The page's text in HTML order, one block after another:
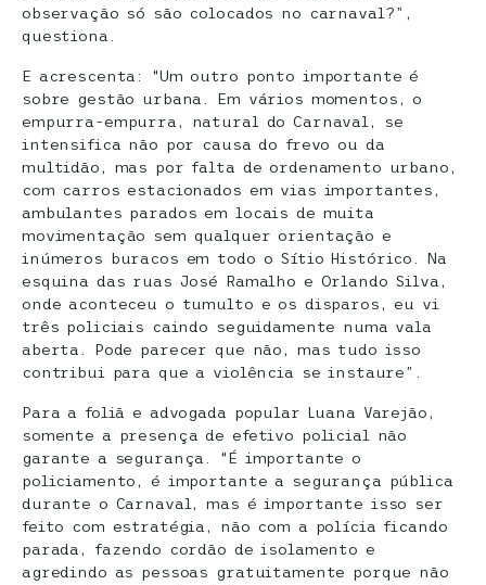
observação só são colocados no carnaval?”,
questiona.
E acrescenta: “Um outro ponto importante é
sobre gestão urbana. Em vários momentos, o
empurra-empurra, natural do Carnaval, se
intensifica não por causa do frevo ou da
multidão, mas por falta de ordenamento urbano,
com carros estacionados em vias importantes,
ambulantes parados em locais de muita
movimentação sem qualquer orientação e
inúmeros buracos em todo o Sítio Histórico. Na
esquina das ruas José Ramalho e Orlando Silva,
onde aconteceu o tumulto e os disparos, eu vi
três policiais caindo seguidamente numa vala
aberta. Pode parecer que não, mas tudo isso
contribui para que a violência se instaure”.
Para a foliã e advogada popular Luana Varejão,
somente a presença de efetivo policial não
garante a segurança. “É importante o
policiamento, é importante a segurança pública
durante o Carnaval, mas é importante isso ser
feito com estratégia, não com a polícia ficando
parada, fazendo cordão de isolamento e
agredindo as pessoas gratuitamente porque não